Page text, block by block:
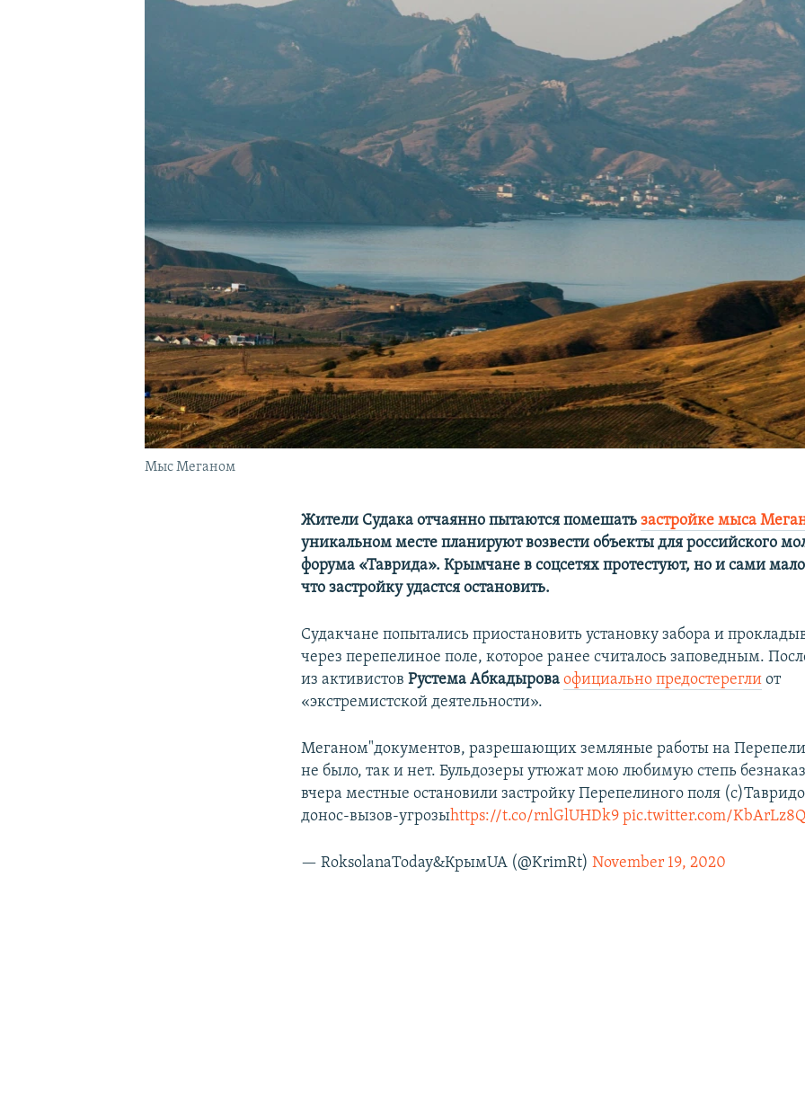
Мыс Меганом
Жители Судака отчаянно пытаются помешатьзастройке мыса
уникальном месте планируют возвести объекты для российского
форума «Таврида». Крымчане в соцсетях протестуют, но и сами мало
что застройку удастся остановить.
Судакчане попытались приостановить установку забора и
через перепелиное поле, которое ранее считалось заповедным.
из активистовРустема Абкадырова официально предостерегли от
«экстремистской деятельности».
Меганом"документов, разрешающих земляные работы на
не было, так и нет. Бульдозеры утюжат мою любимую степь
вчера местные остановили застройку Перепелиного поля
донос-вызов-угрозыhttps://t.co/rnlGlUHDk9 pic.twitter.com/
— RoksolanaToday&КрымUA (@KrimRt)November 19, 2020